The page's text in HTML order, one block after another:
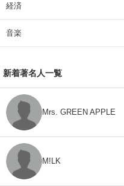
経済
音楽
新着著名人一覧
Mrs. GREEN APPLE
M!LK